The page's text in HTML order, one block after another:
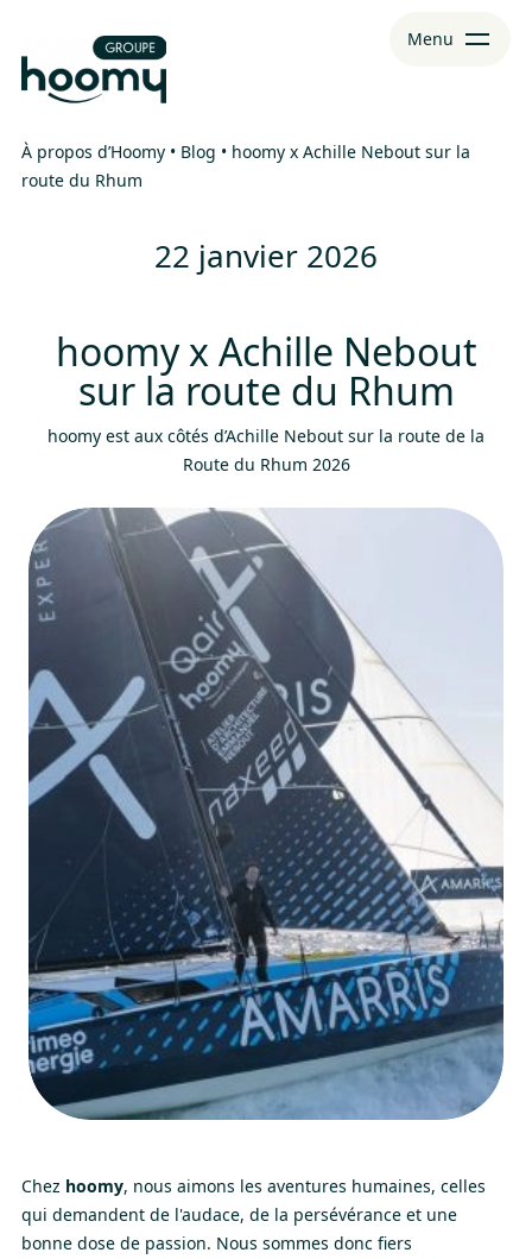
au
menu
contenu
Menu
À propos d’Hoomy • Blog • hoomy x Achille Nebout sur la
route du Rhum
22 janvier 2026
hoomy x Achille Nebout
sur la route du Rhum
hoomy est aux côtés d’Achille Nebout sur la route de la
Route du Rhum 2026
Chez hoomy, nous aimons les aventures humaines, celles
qui demandent de l'audace, de la persévérance et une
bonne dose de passion. Nous sommes donc fiers